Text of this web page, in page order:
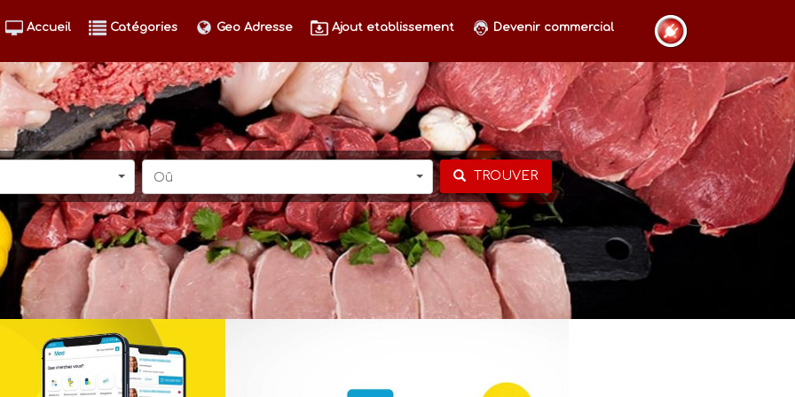
Accueil Catégories Geo Adresse Ajout etablissement Devenir commercial
Oû TROUVER